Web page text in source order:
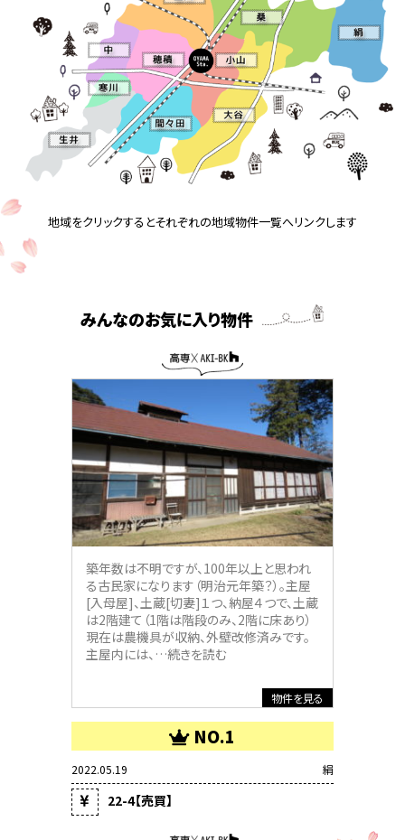
地域をクリックするとそれぞれの地域物件一覧へリンクします
みんなのお気に入り物件
築年数は不明ですが、100年以上と思われ
る古民家になります（明治元年築？）。主屋
[入母屋]、土蔵[切妻]１つ、納屋４つで、土蔵
は2階建て（1階は階段のみ、2階に床あり）
現在は農機具が収納、外壁改修済みです。
主屋内には、 …続きを読む
物件を見る
NO.1
2022.05.19 絹
22-4【売買】